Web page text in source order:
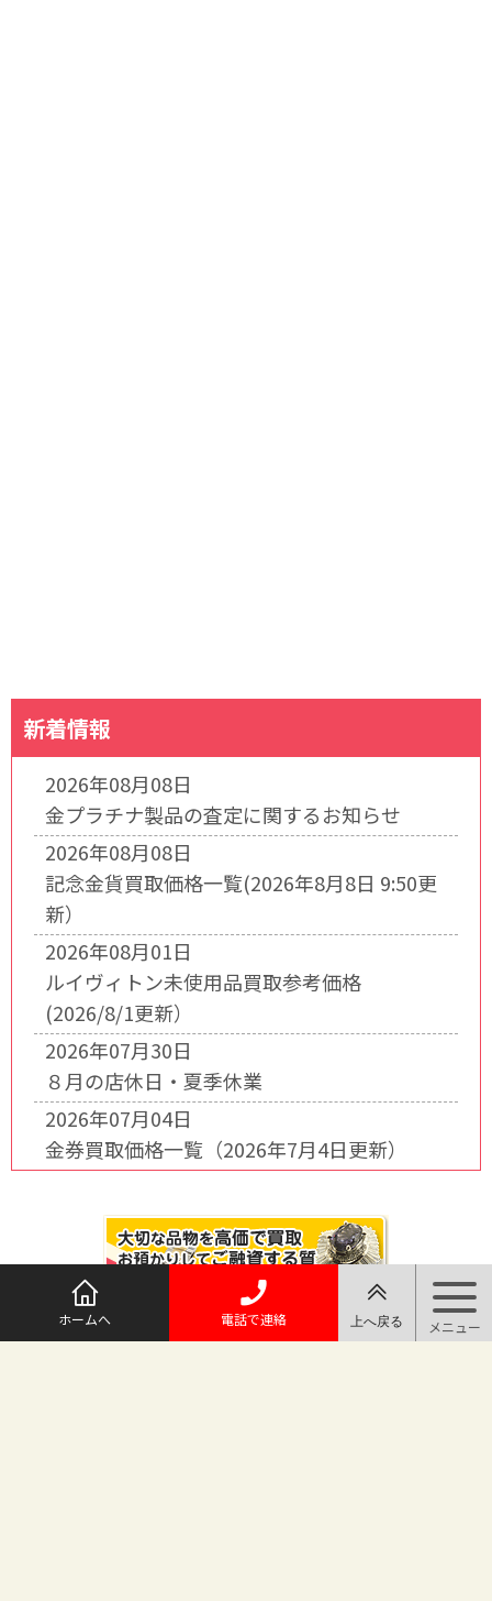
新着情報
2026年08月08日
金プラチナ製品の査定に関するお知らせ
2026年08月08日
記念金貨買取価格一覧(2026年8月8日 9:50更
新）
2026年08月01日
ルイヴィトン未使用品買取参考価格
(2026/8/1更新）
2026年07月30日
８月の店休日・夏季休業
2026年07月04日
金券買取価格一覧（2026年7月4日更新）
ホームへ 電話で連絡